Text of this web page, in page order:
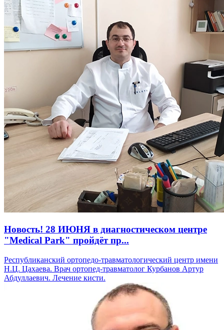
Новость! 28 ИЮНЯ в диагностическом центре
"Medical Park" пройдёт пр...
Республиканский ортопедо-травматологический центр имени
Н.Ц. Цахаева. Врач ортопед-травматолог Курбанов Артур
Абдуллаевич. Лечение кисти.